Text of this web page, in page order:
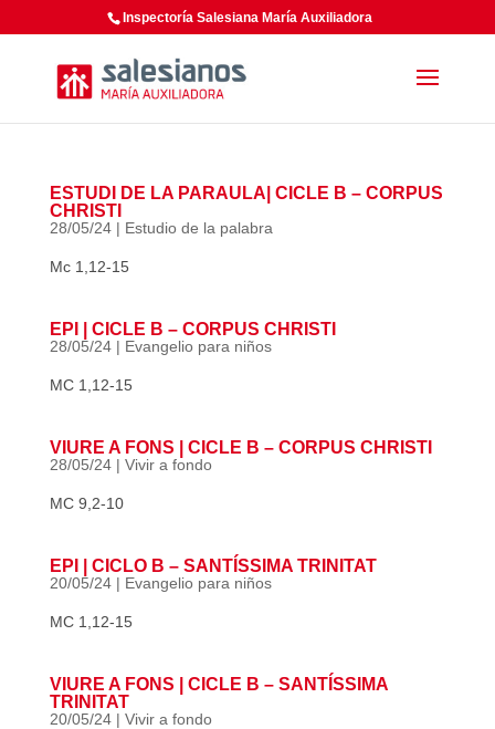
Inspectoría Salesiana María Auxiliadora
ESTUDI DE LA PARAULA| CICLE B – CORPUS
CHRISTI
28/05/24| Estudio de la palabra
Mc 1,12-15
EPI | CICLE B – CORPUS CHRISTI
28/05/24| Evangelio para niños
MC 1,12-15
VIURE A FONS | CICLE B – CORPUS CHRISTI
28/05/24| Vivir a fondo
MC 9,2-10
EPI | CICLO B – SANTÍSSIMA TRINITAT
20/05/24| Evangelio para niños
MC 1,12-15
VIURE A FONS | CICLE B – SANTÍSSIMA
TRINITAT
20/05/24| Vivir a fondo